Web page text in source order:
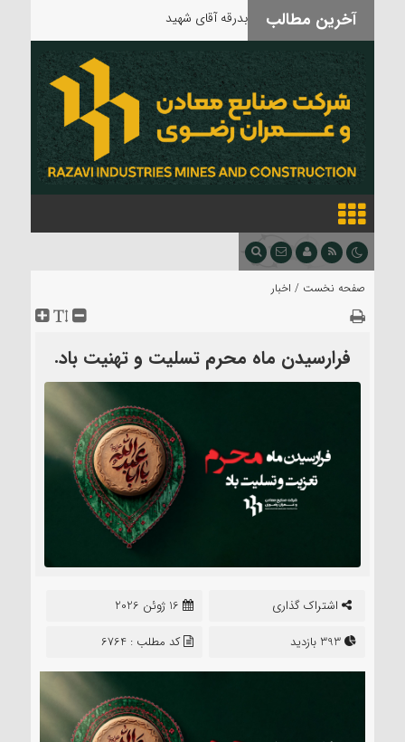
آخرین مطالب بدرقه آقای شهید
صفحه نخست / اخبار
فرارسیدن ماه محرم تسلیت و تهنیت باد.
اشتراک گذاری
16 ژوئن 2026
کد مطلب : 6764